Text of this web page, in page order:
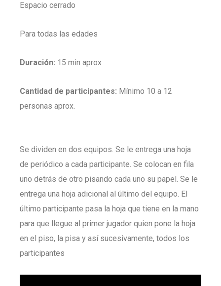
Espacio cerrado
Para todas las edades
Duración: 15 min aprox
Cantidad de participantes: Mínimo 10 a 12
personas aprox.
Se dividen en dos equipos. Se le entrega una hoja
de periódico a cada participante. Se colocan en fila
uno detrás de otro pisando cada uno su papel. Se le
entrega una hoja adicional al último del equipo. El
último participante pasa la hoja que tiene en la mano
para que llegue al primer jugador quien pone la hoja
en el piso, la pisa y así sucesivamente, todos los
participantes